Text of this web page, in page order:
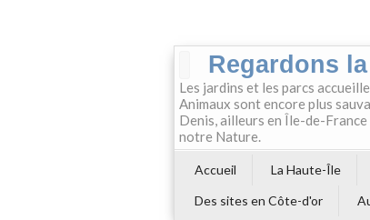
Regardons
Les jardins et les parcs
Animaux sont encore plus
Denis, ailleurs en Île-de-
notre Nature.
Accueil La Haute-Île
Des sites en Côte-d'or